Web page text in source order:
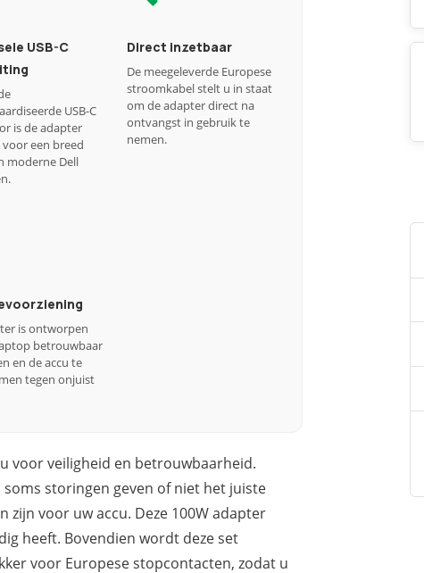
USB-C
USB-C
is de adapter
voor een breed
moderne Dell
Direct inzetbaar
De meegeleverde Europese
stroomkabel stelt u in staat
om de adapter direct na
ontvangst in gebruik te
nemen.
is ontworpen
betrouwbaar
en de accu te
tegen onjuist
voor veiligheid en betrouwbaarheid.
storingen geven of niet het juiste
zijn voor uw accu. Deze 100W adapter
heeft. Bovendien wordt deze set
voor Europese stopcontacten, zodat u